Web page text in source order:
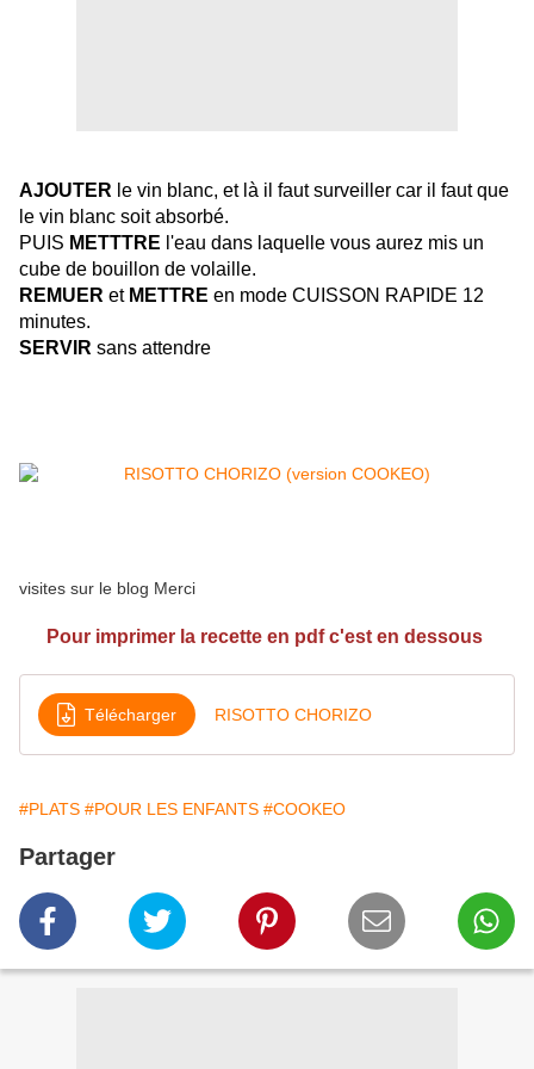
AJOUTER le vin blanc, et là il faut surveiller car il faut que
le vin blanc soit absorbé.
PUIS METTTRE l'eau dans laquelle vous aurez mis un
cube de bouillon de volaille.
REMUER et METTRE en mode CUISSON RAPIDE 12
minutes.
SERVIR sans attendre
visites sur le blog Merci
Pour imprimer la recette en pdf c'est en dessous
Télécharger RISOTTO CHORIZO
#PLATS #POUR LES ENFANTS #COOKEO
Partager